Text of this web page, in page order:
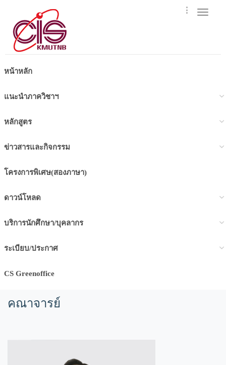
Toggle
หน้าหลัก
แนะนำภาควิชาฯ
หลักสูตร
ข่าวสารและกิจกรรม
โครงการพิเศษ(สองภาษา)
ดาวน์โหลด
บริการนักศึกษา/บุคลากร
ระเบียบ/ประกาศ
CS Greenoffice
คณาจารย์